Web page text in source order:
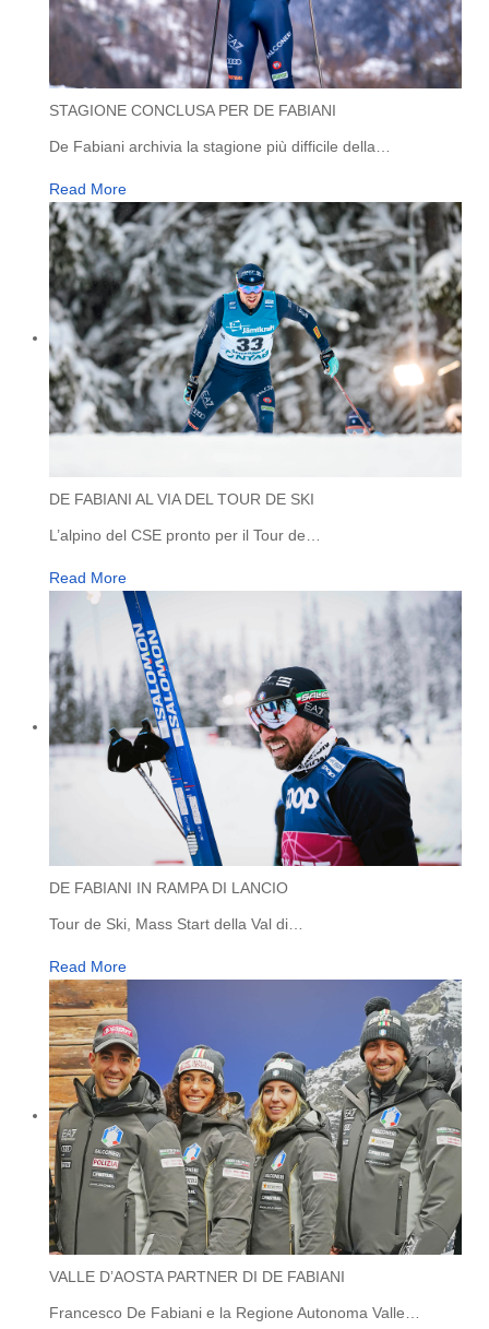
STAGIONE CONCLUSA PER DE FABIANI
De Fabiani archivia la stagione più difficile della
Read More
DE FABIANI AL VIA DEL TOUR DE SKI
L’alpino del CSE pronto per il Tour de
Read More
DE FABIANI IN RAMPA DI LANCIO
Tour de Ski, Mass Start della Val di
Read More
VALLE D’AOSTA PARTNER DI DE FABIANI
Francesco De Fabiani e la Regione Autonoma Valle